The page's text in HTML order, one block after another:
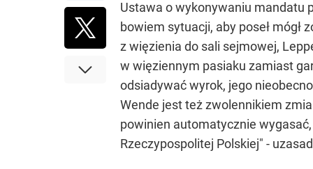
Ustawa o wykonywaniu mandatu
bowiem sytuacji, aby poseł mógł
z więzienia do sali sejmowej,
w więziennym pasiaku zamiast
odsiadywać wyrok, jego
Wende jest też zwolennikiem
powinien automatycznie
Rzeczypospolitej Polskiej" -